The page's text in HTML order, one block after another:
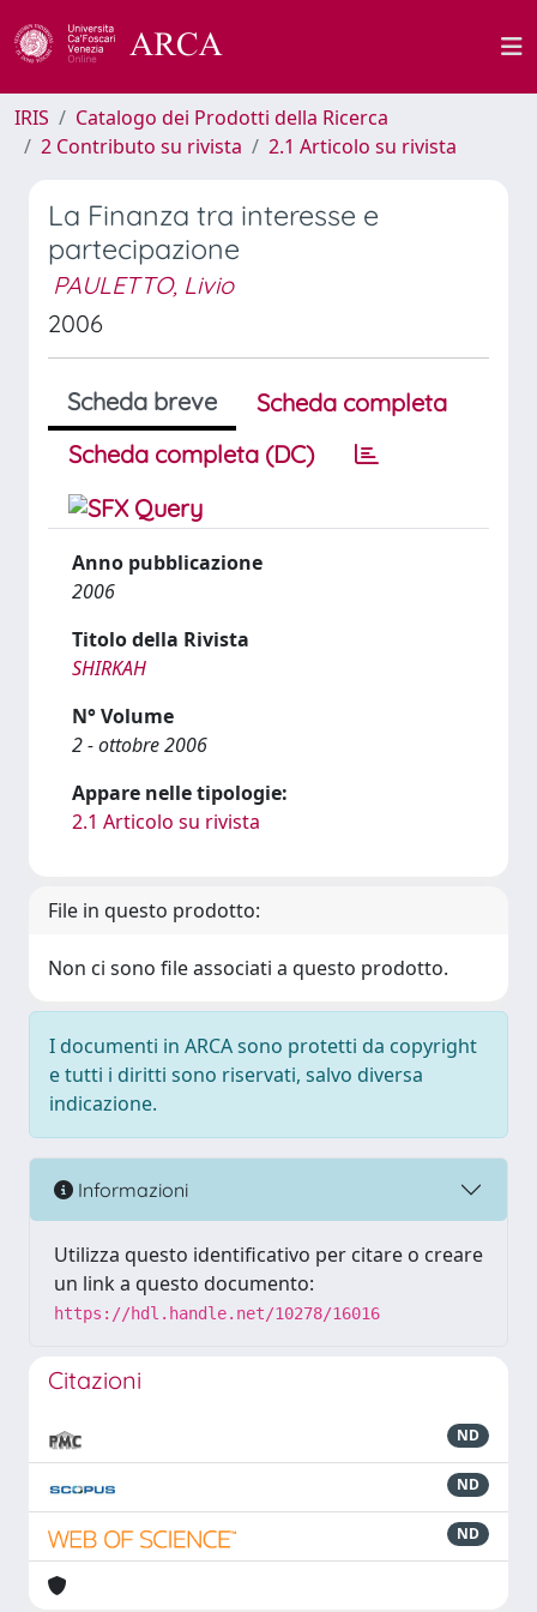
IRIS
Catalogo dei Prodotti della Ricerca
2 Contributo su rivista
2.1 Articolo su rivista
La Finanza tra interesse e
partecipazione
PAULETTO, Livio
2006
Scheda breve
Scheda completa
Scheda completa (DC)
Anno pubblicazione
2006
Titolo della Rivista
SHIRKAH
N° Volume
2 - ottobre 2006
Appare nelle tipologie:
2.1 Articolo su rivista
File in questo prodotto:
Non ci sono file associati a questo prodotto.
I documenti in ARCA sono protetti da copyright
e tutti i diritti sono riservati, salvo diversa
indicazione.
Informazioni
Utilizza questo identificativo per citare o creare
un link a questo documento:
https://hdl.handle.net/10278/16016
Citazioni
ND
ND
ND